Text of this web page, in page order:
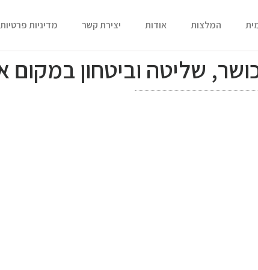
המלצות אודות יצירת קשר מדיניות פרטיות
שליטה וביטחון במקום